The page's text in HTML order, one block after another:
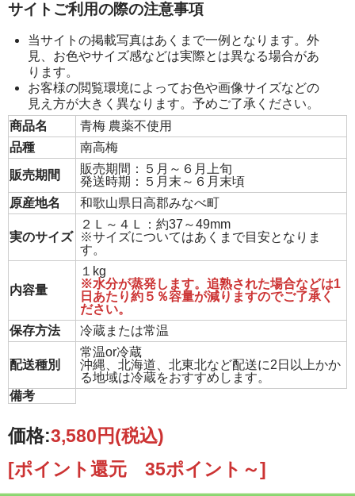
サイトご利用の際の注意事項
当サイトの掲載写真はあくまで一例となります。外
見、お色やサイズ感などは実際とは異なる場合があ
ります。
お客様の閲覧環境によってお色や画像サイズなどの
見え方が大きく異なります。予めご了承ください。
商品名
青梅 農薬不使用
品種
南高梅
販売期間
販売期間：５月～６月上旬
発送時期：５月末～６月末頃
原産地名
和歌山県日高郡みなべ町
実のサイズ
２Ｌ～４Ｌ：約37～49mm
※サイズについてはあくまで目安となりま
す。
内容量
１kg
※水分が蒸発します。追熟された場合などは1
日あたり約５％容量が減りますのでご了承く
ださい。
保存方法
冷蔵または常温
配送種別
常温or冷蔵
沖縄、北海道、北東北など配送に2日以上かか
る地域は冷蔵をおすすめします。
備考
価格:3,580円(税込)
[ポイント還元 35ポイント～]